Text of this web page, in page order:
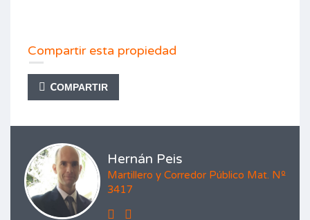
Compartir esta propiedad
COMPARTIR
Hernán Peis
Martillero y Corredor Público Mat. Nº
3417